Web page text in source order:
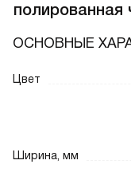
полированная
ОСНОВНЫЕ
Цвет
Ширина, мм